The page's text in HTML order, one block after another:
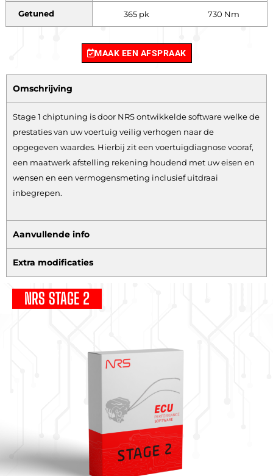
Getuned 365 pk 730 Nm
MAAK EEN AFSPRAAK
Omschrijving
Stage 1 chiptuning is door NRS ontwikkelde software welke de
prestaties van uw voertuig veilig verhogen naar de
opgegeven waardes. Hierbij zit een voertuigdiagnose vooraf,
een maatwerk afstelling rekening houdend met uw eisen en
wensen en een vermogensmeting inclusief uitdraai
inbegrepen.
Aanvullende info
Extra modificaties
NRS STAGE 2